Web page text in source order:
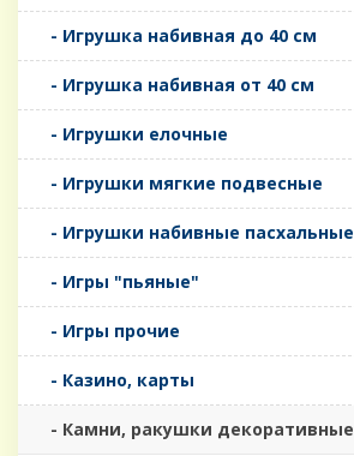
- Игрушка набивная до 40 см
- Игрушка набивная от 40 см
- Игрушки елочные
- Игрушки мягкие подвесные
- Игрушки набивные пасхальные
- Игры "пьяные"
- Игры прочие
- Казино, карты
- Камни, ракушки декоративные